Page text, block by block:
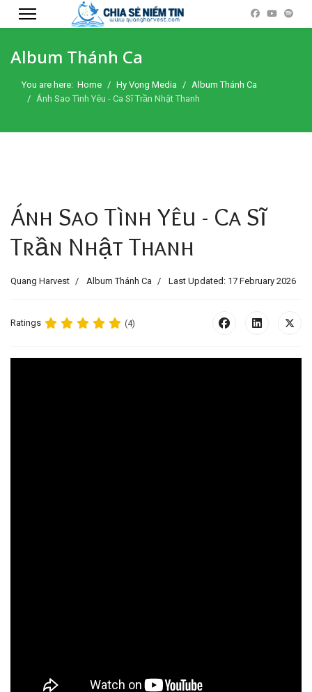
Album Thánh Ca
You are here: Home Hy Vọng Media
Album Thánh Ca
Ánh Sao Tình Yêu - Ca Sĩ Trần Nhật Thanh
Ánh Sao Tình Yêu - Ca Sĩ
Trần Nhật Thanh
Quang Harvest Album Thánh Ca Last Updated: 17 February 2026
Ratings (4)